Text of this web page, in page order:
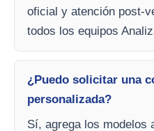
oficial y atención post-
todos los equipos
¿Puedo solicitar una
personalizada?
Sí, agrega los modelos